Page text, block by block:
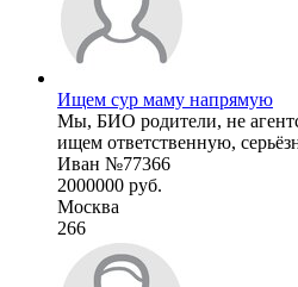
Ищем сур маму напрямую
Мы, БИО родители, не
ищем ответственную,
Иван №77366
2000000 руб.
Москва
266